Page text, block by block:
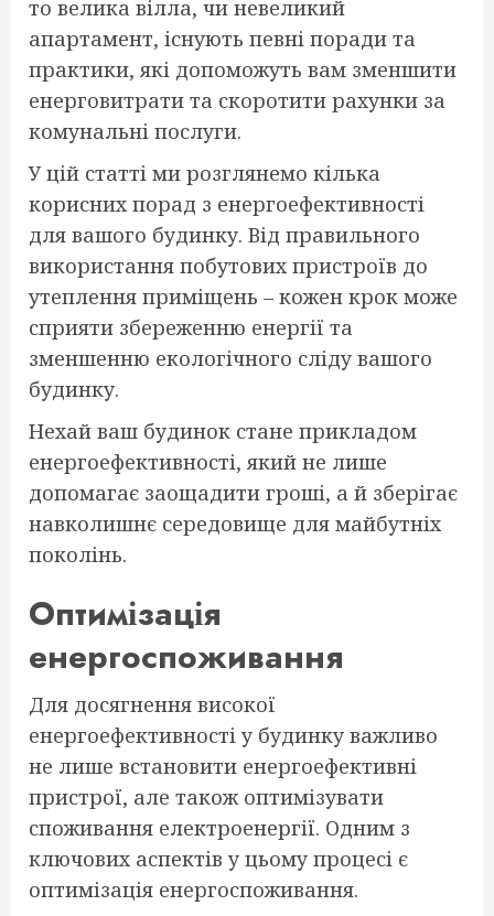
то велика вілла, чи невеликий
апартамент, існують певні поради та
практики, які допоможуть вам зменшити
енерговитрати та скоротити рахунки за
комунальні послуги.
У цій статті ми розглянемо кілька
корисних порад з енергоефективності
для вашого будинку. Від правильного
використання побутових пристроїв до
утеплення приміщень – кожен крок може
сприяти збереженню енергії та
зменшенню екологічного сліду вашого
будинку.
Нехай ваш будинок стане прикладом
енергоефективності, який не лише
допомагає заощадити гроші, а й зберігає
навколишнє середовище для майбутніх
поколінь.
Оптимізація
енергоспоживання
Для досягнення високої
енергоефективності у будинку важливо
не лише встановити енергоефективні
пристрої, але також оптимізувати
споживання електроенергії. Одним з
ключових аспектів у цьому процесі є
оптимізація енергоспоживання.